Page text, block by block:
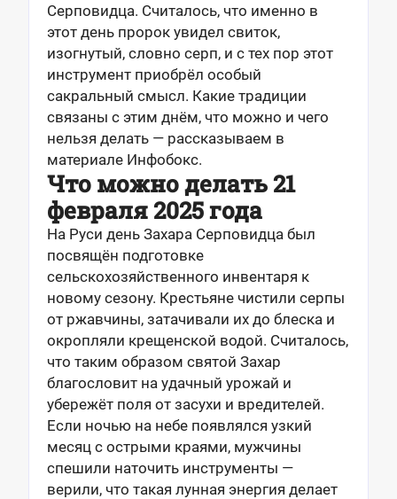
Серповидца. Считалось, что именно в
этот день пророк увидел свиток,
изогнутый, словно серп, и с тех пор этот
инструмент приобрёл особый
сакральный смысл. Какие традиции
связаны с этим днём, что можно и чего
нельзя делать — рассказываем в
материале Инфобокс.
Что можно делать 21
февраля 2025 года
На Руси день Захара Серповидца был
посвящён подготовке
сельскохозяйственного инвентаря к
новому сезону. Крестьяне чистили серпы
от ржавчины, затачивали их до блеска и
окропляли крещенской водой. Считалось,
что таким образом святой Захар
благословит на удачный урожай и
убережёт поля от засухи и вредителей.
Если ночью на небе появлялся узкий
месяц с острыми краями, мужчины
спешили наточить инструменты —
верили, что такая лунная энергия делает